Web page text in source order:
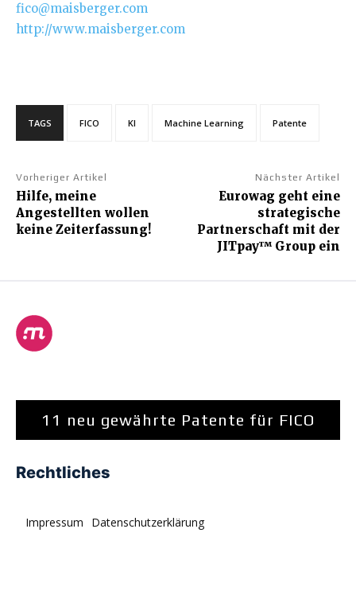
fico@maisberger.com
http://www.maisberger.com
TAGS FICO KI Machine Learning Patente
Vorheriger Artikel
Hilfe, meine
Angestellten wollen
keine Zeiterfassung!
Nächster Artikel
Eurowag geht eine
strategische
Partnerschaft mit der
JITpay™ Group ein
11 neu gewährte Patente für FICO
Rechtliches
Impressum Datenschutzerklärung